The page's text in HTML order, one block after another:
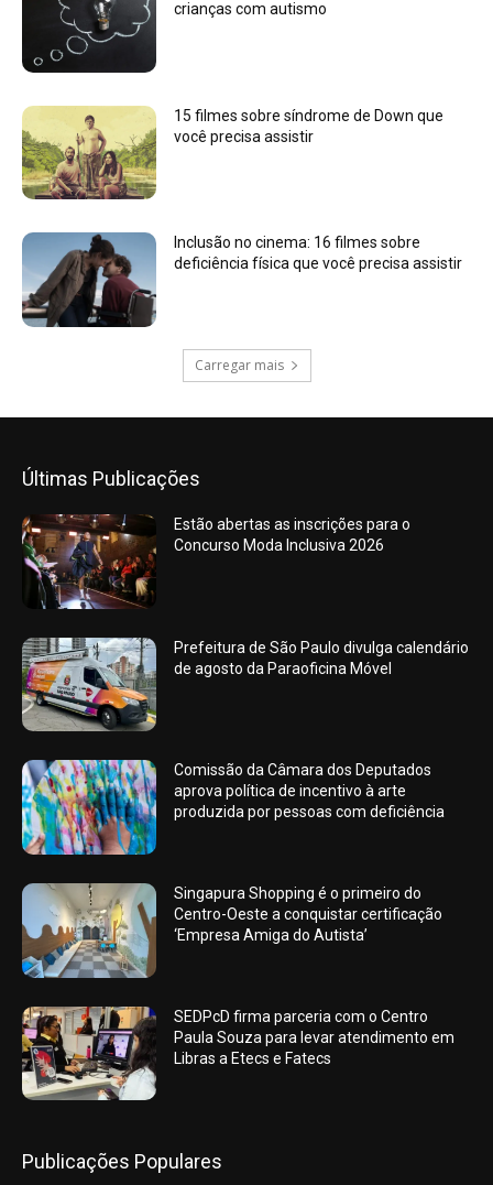
crianças com autismo
15 filmes sobre síndrome de Down que
você precisa assistir
Inclusão no cinema: 16 filmes sobre
deficiência física que você precisa assistir
Carregar mais
Últimas Publicações
Estão abertas as inscrições para o
Concurso Moda Inclusiva 2026
Prefeitura de São Paulo divulga calendário
de agosto da Paraoficina Móvel
Comissão da Câmara dos Deputados
aprova política de incentivo à arte
produzida por pessoas com deficiência
Singapura Shopping é o primeiro do
Centro-Oeste a conquistar certificação
‘Empresa Amiga do Autista’
SEDPcD firma parceria com o Centro
Paula Souza para levar atendimento em
Libras a Etecs e Fatecs
Publicações Populares